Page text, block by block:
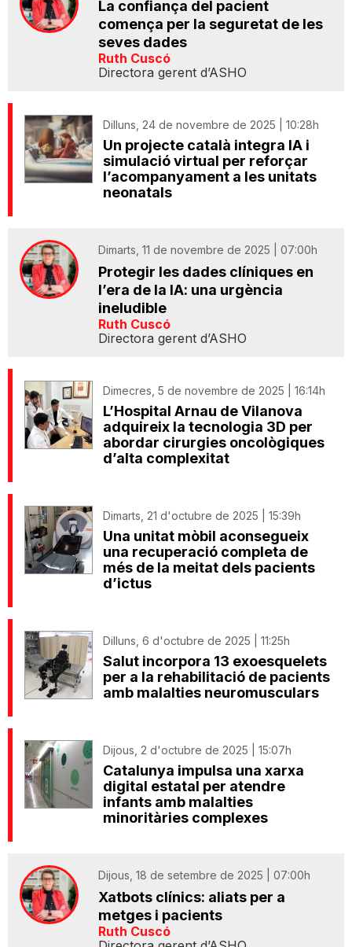
La confiança del pacient
comença per la seguretat de les
seves dades
Ruth Cuscó
Directora gerent d’ASHO
Dilluns, 24 de novembre de 2025 | 10:28h
Un projecte català integra IA i
simulació virtual per reforçar
l’acompanyament a les unitats
neonatals
Dimarts, 11 de novembre de 2025 | 07:00h
Protegir les dades clíniques en
l’era de la IA: una urgència
ineludible
Ruth Cuscó
Directora gerent d’ASHO
Dimecres, 5 de novembre de 2025 | 16:14h
L’Hospital Arnau de Vilanova
adquireix la tecnologia 3D per
abordar cirurgies oncològiques
d’alta complexitat
Dimarts, 21 d'octubre de 2025 | 15:39h
Una unitat mòbil aconsegueix
una recuperació completa de
més de la meitat dels pacients
d’ictus
Dilluns, 6 d'octubre de 2025 | 11:25h
Salut incorpora 13 exoesquelets
per a la rehabilitació de pacients
amb malalties neuromusculars
Dijous, 2 d'octubre de 2025 | 15:07h
Catalunya impulsa una xarxa
digital estatal per atendre
infants amb malalties
minoritàries complexes
Dijous, 18 de setembre de 2025 | 07:00h
Xatbots clínics: aliats per a
metges i pacients
Ruth Cuscó